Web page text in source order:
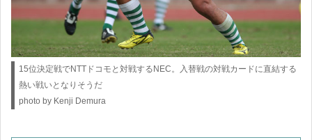
15位決定戦でNTTドコモと対戦するNEC。入替戦の対戦カードに直結する
熱い戦いとなりそうだ
photo by Kenji Demura